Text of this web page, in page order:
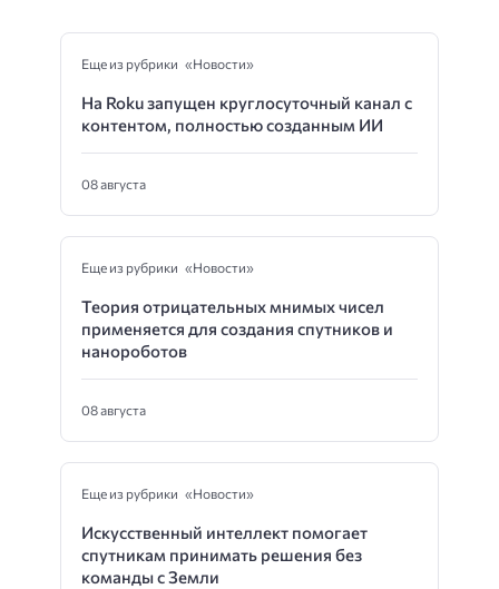
Еще из рубрики «Новости»
На Roku запущен круглосуточный канал с
контентом, полностью созданным ИИ
08 августа
Еще из рубрики «Новости»
Теория отрицательных мнимых чисел
применяется для создания спутников и
нанороботов
08 августа
Еще из рубрики «Новости»
Искусственный интеллект помогает
спутникам принимать решения без
команды с Земли